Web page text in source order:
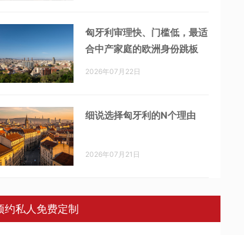
匈牙利审理快、门槛低，最适
合中产家庭的欧洲身份跳板
2026年07月22日
细说选择匈牙利的N个理由
2026年07月21日
约私人免费定制